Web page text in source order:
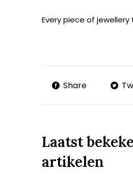
Every piece of
Share
Laatst
artikelen